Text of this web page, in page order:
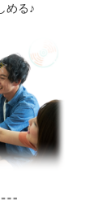
める♪